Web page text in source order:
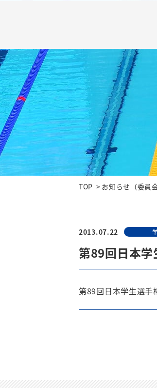
TOP お知らせ（委員会
2013.07.22
第89回日本学
第89回日本学生選手